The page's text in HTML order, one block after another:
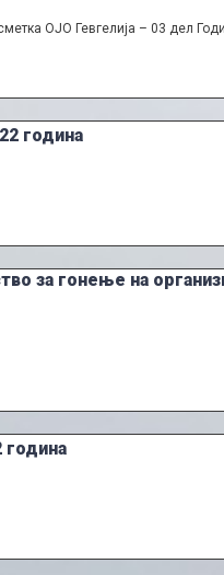
ОЈО Гевгелија – 03 дел
година
за гонење на
година